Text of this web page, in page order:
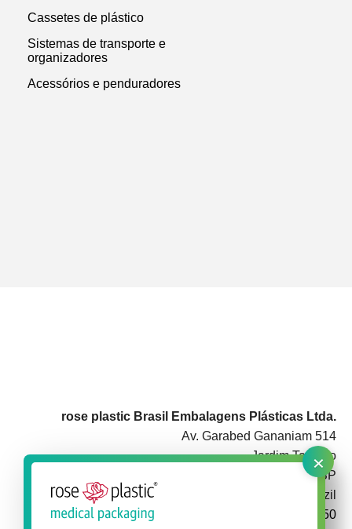
×
rose plastic Brasil Embalagens Plásticas Ltda.
Av. Garabed Gananiam 514
Jardim Topázio
CEP 18087-340 Sorocaba SP
Brazil
+55 15 3142 3050
Cassetes de plástico
Sistemas de transporte e
organizadores
Acessórios e penduradores